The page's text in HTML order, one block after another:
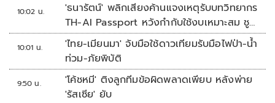
10:02 น.
'ธนารัตน์' พลิกเสียงค้านแจงเหตุรับบทวิทยากร
TH-AI Passport หวังกำกับใช้งบเหมาะสม ชู
จุดเด่นคนไทยได้ใช้ AI ระดับโปร ลดเหลื่อมล้ำ
ทางเทคโนโลยี เซฟงบไปกว่า900ล้าน เชื่อหาก
ใช้เต็มที่เอกชนขาดทุนย่อยยับ
10:01 น.
'ไทย-เมียนมา' จับมือใช้ดาวเทียมรับมือไฟป่า-น้ำ
ท่วม-ภัยพิบัติ
9:50 น.
'โค้ชหมี' ติงลูกทีมข้อผิดพลาดเพียบ หลังพ่าย
'รัสเซีย' ยับ